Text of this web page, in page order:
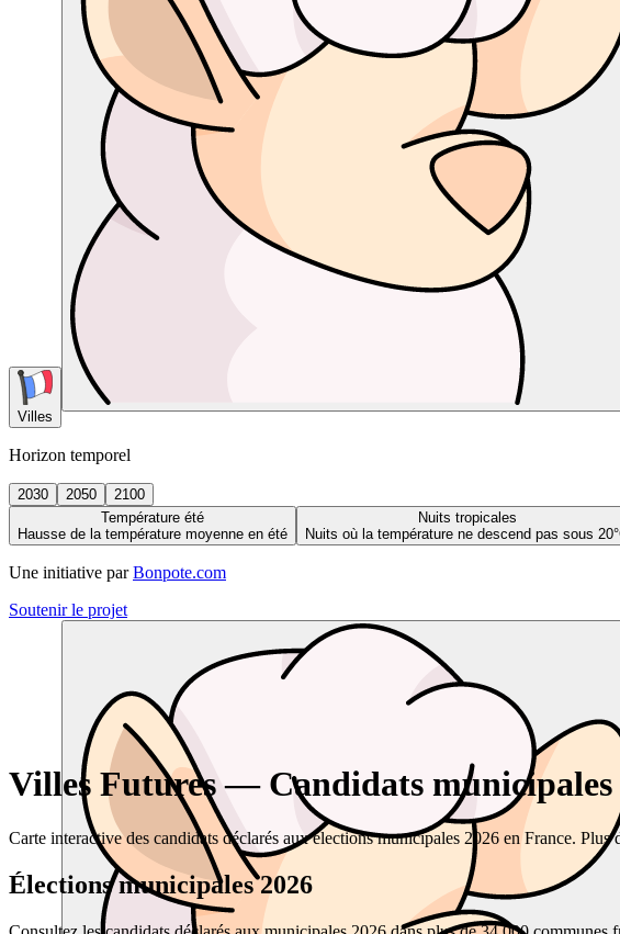
Villes
Horizon temporel
2030 2050
2100
Température été
Hausse de la température moyenne en été
Nuits tropicales
Nuits où la température ne descend pas sous
Une initiative par Bonpote.com
Soutenir le projet
Villes Futures — Candidats
Carte interactive des candidats déclarés aux élections municipales 2026 en France.
Élections municipales 2026